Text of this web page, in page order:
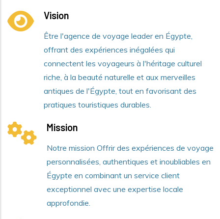
Vision
Être l'agence de voyage leader en Égypte,
offrant des expériences inégalées qui
connectent les voyageurs à l'héritage culturel
riche, à la beauté naturelle et aux merveilles
antiques de l'Égypte, tout en favorisant des
pratiques touristiques durables.
Mission
Notre mission Offrir des expériences de voyage
personnalisées, authentiques et inoubliables en
Égypte en combinant un service client
exceptionnel avec une expertise locale
approfondie.